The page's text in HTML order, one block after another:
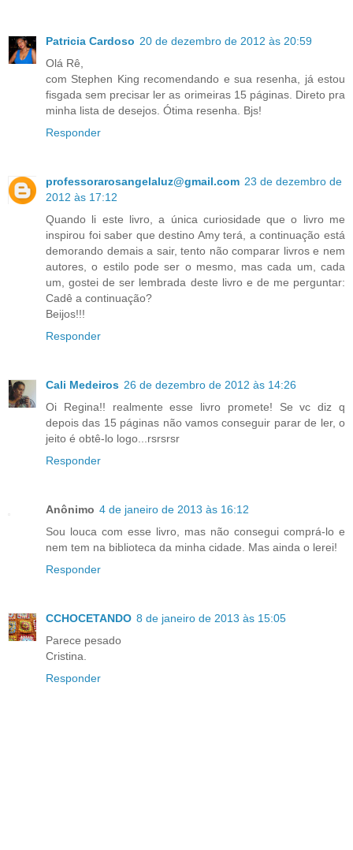
Patricia Cardoso 20 de dezembro de 2012 às 20:59
Olá Rê,
com Stephen King recomendando e sua resenha, já estou
fisgada sem precisar ler as orimeiras 15 páginas. Direto pra
minha lista de desejos. Ótima resenha. Bjs!
Responder
professorarosangelaluz@gmail.com 23 de dezembro de
2012 às 17:12
Quando li este livro, a única curiosidade que o livro me
inspirou foi saber que destino Amy terá, a continuação está
demorando demais a sair, tento não comparar livros e nem
autores, o estilo pode ser o mesmo, mas cada um, cada
um, gostei de ser lembrada deste livro e de me perguntar:
Cadê a continuação?
Beijos!!!
Responder
Cali Medeiros 26 de dezembro de 2012 às 14:26
Oi Regina!! realmente esse livro promete! Se vc diz q
depois das 15 páginas não vamos conseguir parar de ler, o
jeito é obtê-lo logo...rsrsrsr
Responder
Anônimo 4 de janeiro de 2013 às 16:12
Sou louca com esse livro, mas não consegui comprá-lo e
nem tem na biblioteca da minha cidade. Mas ainda o lerei!
Responder
CCHOCETANDO 8 de janeiro de 2013 às 15:05
Parece pesado
Cristina.
Responder